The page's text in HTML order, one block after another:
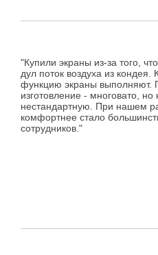
"Купили экраны из-за того,
дул поток воздуха из
функцию экраны выполняют.
изготовление - многовато,
нестандартную. При нашем
комфортнее стало
сотрудников."